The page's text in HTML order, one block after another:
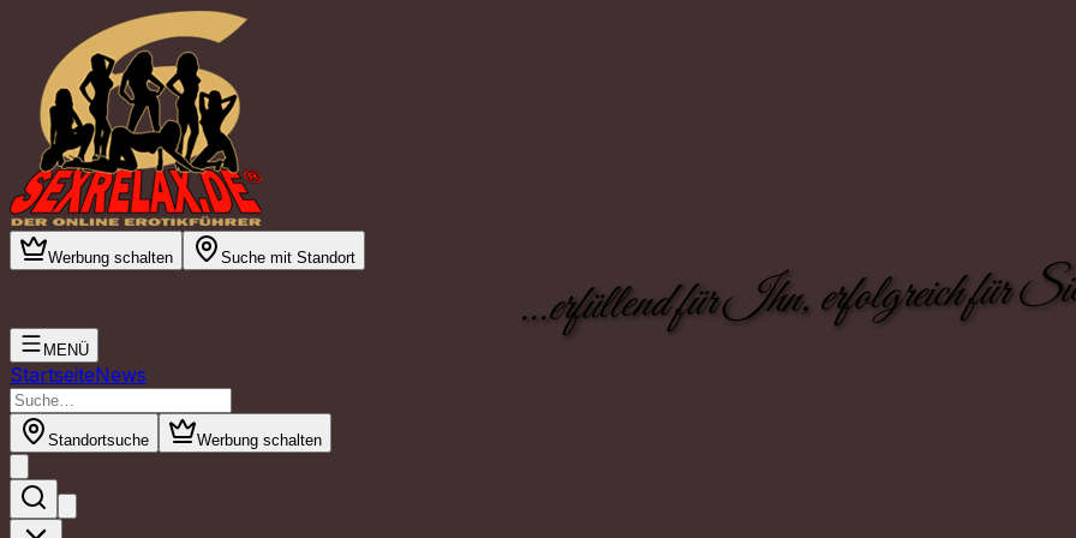
Werbung schalten Suche mit Standort
...erfüllend für Ihn, erfolgreich für
MENÜ
StartseiteNews
Standortsuche Werbung schalten